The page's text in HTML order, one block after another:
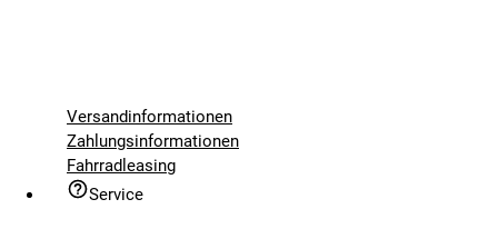
Versandinformationen
Zahlungsinformationen
Fahrradleasing
Service